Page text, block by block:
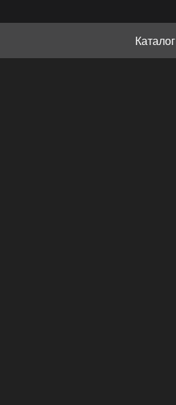
Каталог